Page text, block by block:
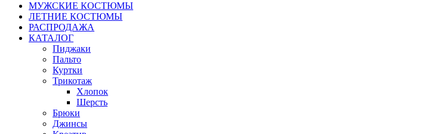
МУЖСКИЕ КОСТЮМЫ
ЛЕТНИЕ КОСТЮМЫ
РАСПРОДАЖА
КАТАЛОГ
Пиджаки
Пальто
Куртки
Трикотаж
Хлопок
Шерсть
Брюки
Джинсы